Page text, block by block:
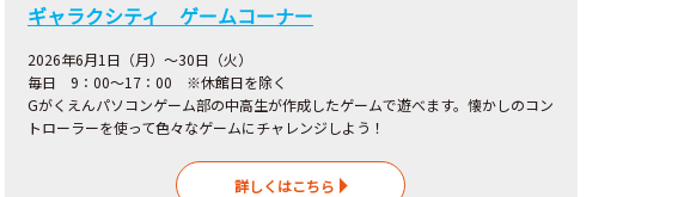
ギャラクシティ ゲームコーナー
2026年6月1日（月）～30日（火）
毎日 9：00～17：00 ※休館日を除く
Gがくえんパソコンゲーム部の中高生が作成したゲームで遊べます。懐かしのコン
トローラーを使って色々なゲームにチャレンジしよう！
詳しくはこちら